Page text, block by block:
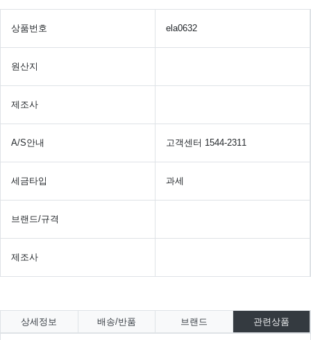
상품번호 ela0632
원산지
제조사
A/S안내 고객센터 1544-2311
세금타입 과세
브랜드/규격
제조사
상세정보 배송/반품 브랜드 관련상품